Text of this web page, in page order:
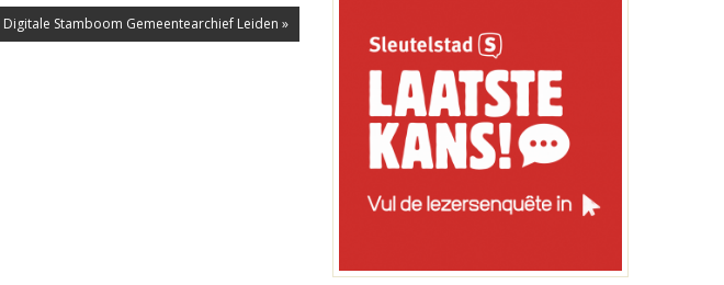
Digitale Stamboom Gemeentearchief Leiden »